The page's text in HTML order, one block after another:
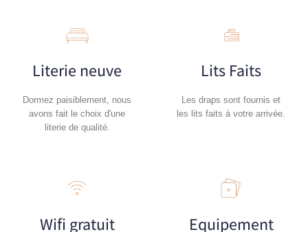
Literie neuve
Dormez paisiblement, nous
avons fait le choix d'une
literie de qualité.
Lits Faits
Les draps sont fournis et
les lits faits à votre arrivée.
Wifi gratuit Equipement